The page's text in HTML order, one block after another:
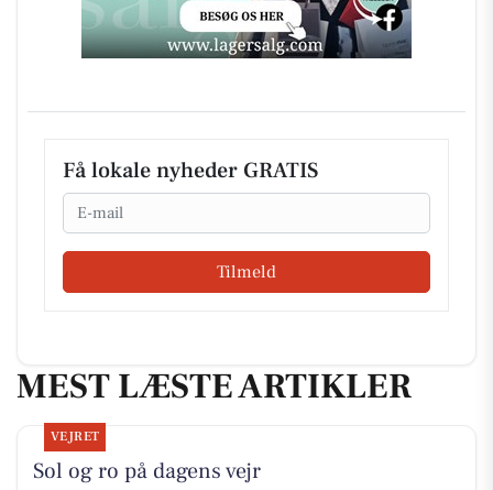
Få lokale nyheder GRATIS
Email
Tilmeld
MEST LÆSTE ARTIKLER
VEJRET
Sol og ro på dagens vejr